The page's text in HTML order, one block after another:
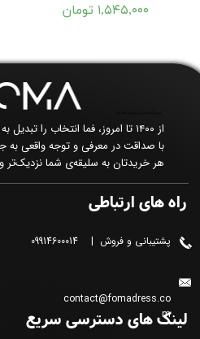
۱,۵۴۵,۰۰۰ تومان
راه های ارتباطی
پشتیبانی و فروش | 09914600014
contact@fomadress.co
m
لینک های دسترسی سریع
از ۱۴۰۰ تا امروز، فما انتخاب را
با صداقت در معرفی و توجه واقعی به
هر خریدتان به سلیقه‌ی شما